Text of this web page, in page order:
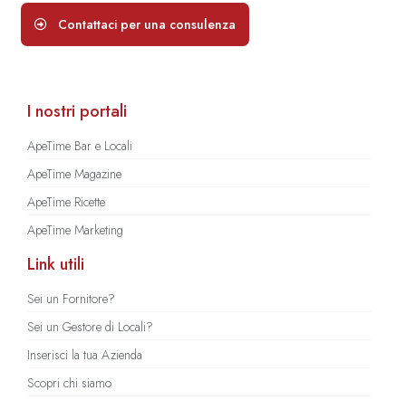
Contattaci per una consulenza
I nostri portali
ApeTime Bar e Locali
ApeTime Magazine
ApeTime Ricette
ApeTime Marketing
Link utili
Sei un Fornitore?
Sei un Gestore di Locali?
Inserisci la tua Azienda
Scopri chi siamo